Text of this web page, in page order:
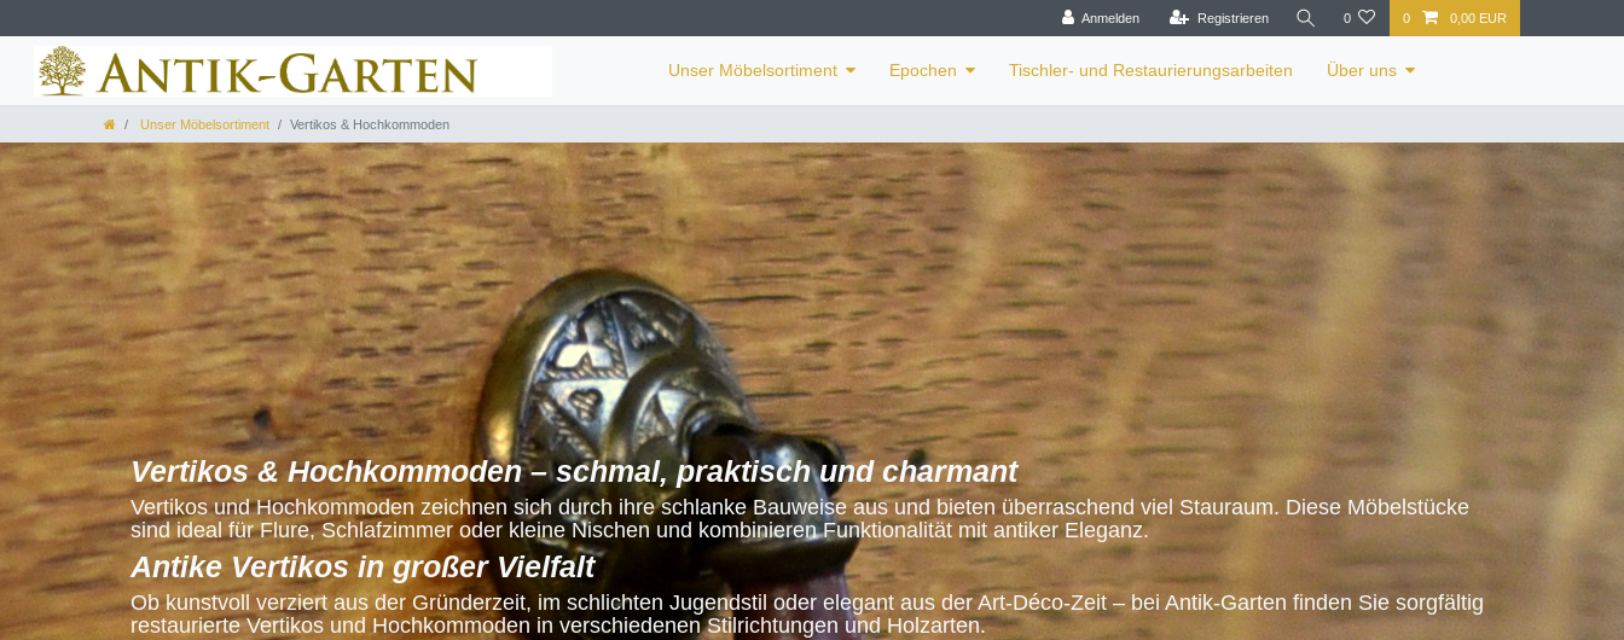
Anmelden Registrieren 0 0 0,00 EUR
Unser Möbelsortiment Epochen Tischler- und Restaurierungsarbeiten Über uns
Unser Möbelsortiment Vertikos & Hochkommoden
Vertikos & Hochkommoden – schmal, praktisch und charmant
Vertikos und Hochkommoden zeichnen sich durch ihre schlanke Bauweise aus und bieten überraschend viel Stauraum. Diese Möbelstücke
sind ideal für Flure, Schlafzimmer oder kleine Nischen und kombinieren Funktionalität mit antiker Eleganz.
Antike Vertikos in großer Vielfalt
Ob kunstvoll verziert aus der Gründerzeit, im schlichten Jugendstil oder elegant aus der Art-Déco-Zeit – bei Antik-Garten finden Sie sorgfältig
restaurierte Vertikos und Hochkommoden in verschiedenen Stilrichtungen und Holzarten.